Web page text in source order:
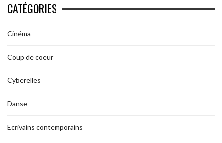
CATÉGORIES
Cinéma
Coup de coeur
Cyberelles
Danse
Ecrivains contemporains